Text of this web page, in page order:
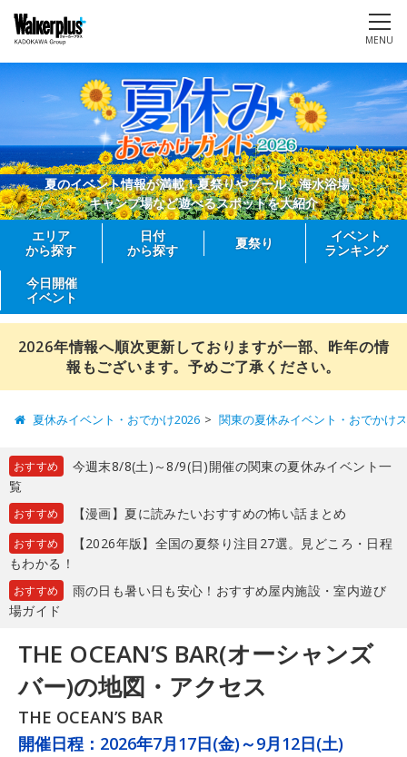
MENU
夏のイベント情報が満載！夏祭りやプール、海水浴場、
キャンプ場など遊べるスポットを大紹介
エリア
から探す
日付
から探す
夏祭り
イベント
ランキング
今日開催
イベント
2026年情報へ順次更新しておりますが一部、昨年の情
報もございます。予めご了承ください。
夏休みイベント・おでかけ2026 関東の夏休みイベント・おでかけ
おすすめ
今週末8/8(土)～8/9(日)開催の関東の夏休みイベント一
覧
おすすめ 【漫画】夏に読みたいおすすめの怖い話まとめ
おすすめ
【2026年版】全国の夏祭り注目27選。見どころ・日程
もわかる！
おすすめ
雨の日も暑い日も安心！おすすめ屋内施設・室内遊び
場ガイド
THE OCEAN’S BAR(オーシャンズ
バー)の地図・アクセス
THE OCEAN’S BAR
開催日程： 2026年7月17日(金)～9月12日(土)